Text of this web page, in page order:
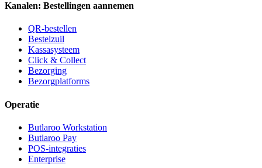
Kanalen: Bestellingen aannemen
QR-bestellen
Bestelzuil
Kassasysteem
Click & Collect
Bezorging
Bezorgplatforms
Operatie
Butlaroo Workstation
Butlaroo Pay
POS-integraties
Enterprise